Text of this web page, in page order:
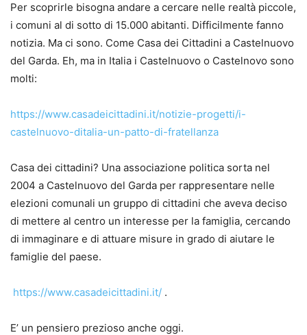
Per scoprirle bisogna andare a cercare nelle realtà piccole,
i comuni al di sotto di 15.000 abitanti. Difficilmente fanno
notizia. Ma ci sono. Come Casa dei Cittadini a Castelnuovo
del Garda. Eh, ma in Italia i Castelnuovo o Castelnovo sono
molti:
https://www.casadeicittadini.it/notizie-progetti/i-
castelnuovo-ditalia-un-patto-di-fratellanza
Casa dei cittadini? Una associazione politica sorta nel
2004 a Castelnuovo del Garda per rappresentare nelle
elezioni comunali un gruppo di cittadini che aveva deciso
di mettere al centro un interesse per la famiglia, cercando
di immaginare e di attuare misure in grado di aiutare le
famiglie del paese.
https://www.casadeicittadini.it/ .
E’ un pensiero prezioso anche oggi.